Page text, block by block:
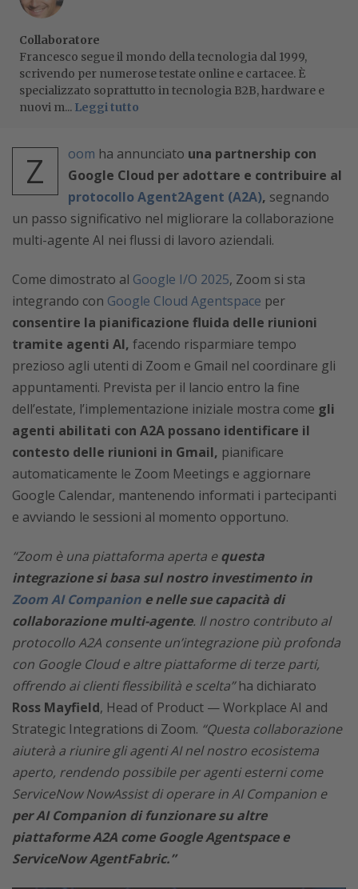
Collaboratore
Francesco segue il mondo della tecnologia dal 1999,
scrivendo per numerose testate online e cartacee. È
specializzato soprattutto in tecnologia B2B, hardware e
nuovi m... Leggi tutto
Z oom ha annunciato una partnership con
Google Cloud per adottare e contribuire al
protocollo Agent2Agent (A2A), segnando
un passo significativo nel migliorare la collaborazione
multi-agente AI nei flussi di lavoro aziendali.
Come dimostrato al Google I/O 2025, Zoom si sta
integrando con Google Cloud Agentspace per
consentire la pianificazione fluida delle riunioni
tramite agenti AI, facendo risparmiare tempo
prezioso agli utenti di Zoom e Gmail nel coordinare gli
appuntamenti. Prevista per il lancio entro la fine
dell’estate, l’implementazione iniziale mostra come gli
agenti abilitati con A2A possano identificare il
contesto delle riunioni in Gmail, pianificare
automaticamente le Zoom Meetings e aggiornare
Google Calendar, mantenendo informati i partecipanti
e avviando le sessioni al momento opportuno.
“Zoom è una piattaforma aperta equesta
integrazione si basa sul nostro investimento in
Zoom AI Companion e nelle sue capacità di
collaborazione multi-agente. Il nostro contributo al
protocollo A2A consente un’integrazione più profonda
con Google Cloud e altre piattaforme di terze parti,
offrendo ai clienti flessibilità e scelta”ha dichiarato
Ross Mayfield, Head of Product — Workplace AI and
Strategic Integrations di Zoom. “Questa collaborazione
aiuterà a riunire gli agenti AI nel nostro ecosistema
aperto, rendendo possibile per agenti esterni come
ServiceNow NowAssist di operare in AI Companion e
per AI Companion di funzionare su altre
piattaforme A2A come Google Agentspace e
ServiceNow AgentFabric.”